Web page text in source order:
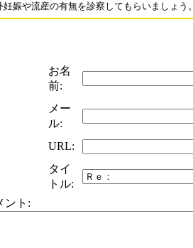
妊娠や流産の有無を診察してもらいましょう。
お名
前:
メー
ル:
URL:
タイ
トル:
ント: